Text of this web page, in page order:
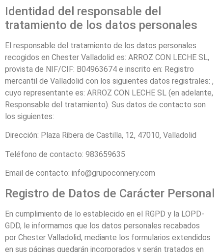
Identidad del responsable del
tratamiento de los datos personales
El responsable del tratamiento de los datos personales
recogidos en Chester Valladolid es: ARROZ CON LECHE SL,
provista de NIF/CIF: B04963674 e inscrito en: Registro
mercantil de Valladolid con los siguientes datos registrales: ,
cuyo representante es: ARROZ CON LECHE SL (en adelante,
Responsable del tratamiento). Sus datos de contacto son
los siguientes:
Dirección: Plaza Ribera de Castilla, 12, 47010, Valladolid
Teléfono de contacto: 983659635
Email de contacto: info@grupoconnery.com
Registro de Datos de Carácter Personal
En cumplimiento de lo establecido en el RGPD y la LOPD-
GDD, le informamos que los datos personales recabados
por Chester Valladolid, mediante los formularios extendidos
en sus páginas quedarán incorporados y serán tratados en